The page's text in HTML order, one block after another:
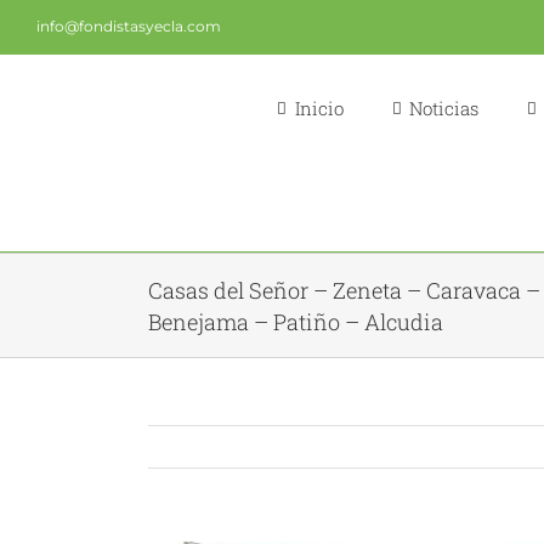
Saltarinfo@fondistasyecla.com
Inicio Noticias
Casas del Señor – Zeneta – Caravaca
Benejama – Patiño – Alcudia